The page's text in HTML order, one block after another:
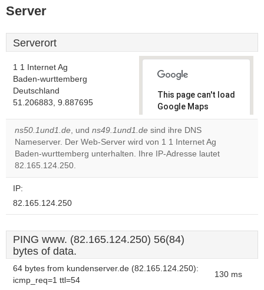
Server
Serverort
1 1 Internet Ag
Baden-wurttemberg
Deutschland
51.206883, 9.887695
This page can't load
Google Maps
correctly.
Do you
own this
ns50.1und1.de, und ns49.1und1.de sind ihre DNS
Nameserver. Der Web-Server wird von 1 1 Internet Ag
Baden-wurttemberg unterhalten. Ihre IP-Adresse lautet
82.165.124.250.
IP:
82.165.124.250
PING www. (82.165.124.250) 56(84)
bytes of data.
64 bytes from kundenserver.de (82.165.124.250):
icmp_req=1 ttl=54
130 ms